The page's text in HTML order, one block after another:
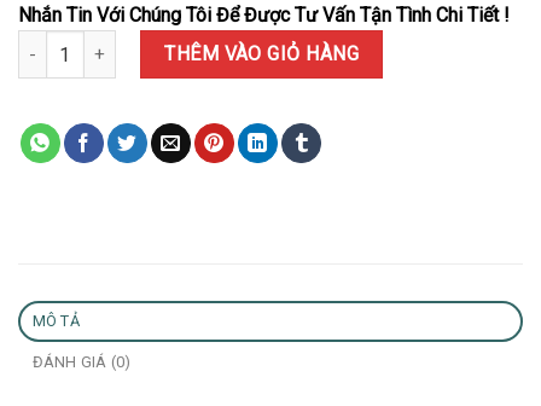
Nhắn Tin Với Chúng Tôi Để Được Tư Vấn Tận Tình Chi Tiết !
Đồng Hồ Audemars Piguet Royal Oak Chronograph 26239OR
THÊM VÀO GIỎ HÀNG
MÔ TẢ
ĐÁNH GIÁ (0)